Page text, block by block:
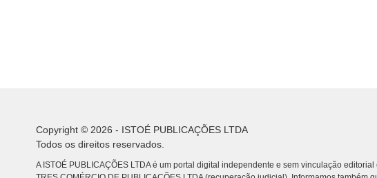
Copyright © 2026 - ISTOÉ PUBLICAÇÕES LTDA
Todos os direitos reservados.
A ISTOÉ PUBLICAÇÕES LTDA é um portal digital independente e sem vinculação